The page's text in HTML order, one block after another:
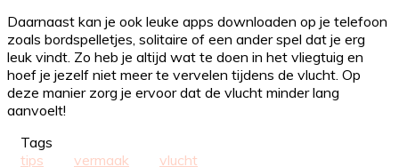
Daarnaast kan je ook leuke apps downloaden op je telefoon
zoals bordspelletjes, solitaire of een ander spel dat je erg
leuk vindt. Zo heb je altijd wat te doen in het vliegtuig en
hoef je jezelf niet meer te vervelen tijdens de vlucht. Op
deze manier zorg je ervoor dat de vlucht minder lang
aanvoelt!
Tags
tips
vermaak
vlucht